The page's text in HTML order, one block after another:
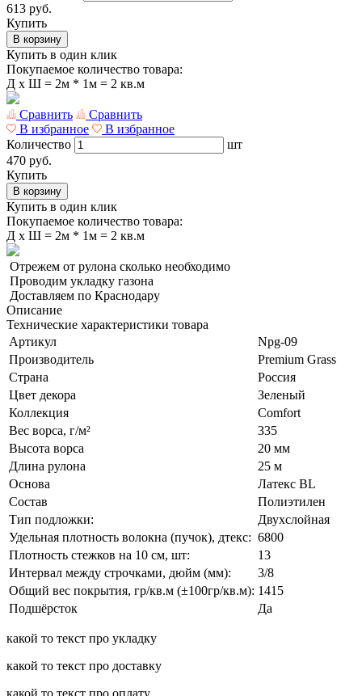
613 руб.
Купить
В корзину
Купить в один клик
Покупаемое количество товара:
Д x Ш = 2м * 1м = 2 кв.м
Сравнить
Сравнить
В избранное
В избранное
Количество
шт
470 руб.
Купить
В корзину
Купить в один клик
Покупаемое количество товара:
Д x Ш = 2м * 1м = 2 кв.м
Отрежем от рулона сколько необходимо
Проводим укладку газона
Доставляем по Краснодару
Описание
Технические характеристики товара
Артикул
Npg-09
Производитель
Premium Grass
Страна
Россия
Цвет декора
Зеленый
Коллекция
Comfort
Вес ворса, г/м²
335
Высота ворса
20 мм
Длина рулона
25 м
Основа
Латекс BL
Состав
Полиэтилен
Тип подложки:
Двухслойная
Удельная плотность волокна (пучок), дтекс: 6800
Плотность стежков на 10 см, шт:
13
Интервал между строчками, дюйм (мм):
3/8
Общий вес покрытия, гр/кв.м (±100гр/кв.м): 1415
Подшёрсток
Да
какой то текст про укладку
какой то текст про доставку
какой то текст про оплату